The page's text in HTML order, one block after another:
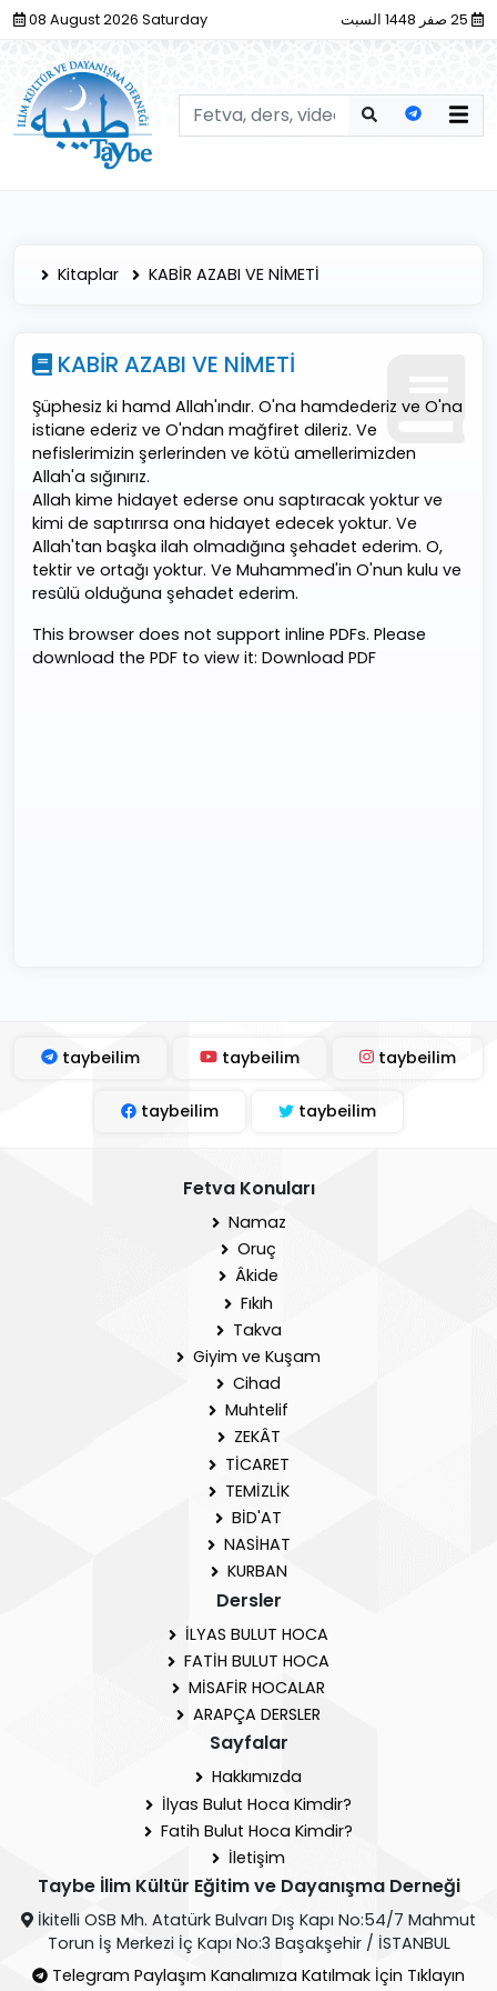
08 August 2026 Saturday
Kitaplar KABİR AZABI VE NİMETİ
KABİR AZABI VE NİMETİ
Şüphesiz ki hamd Allah'ındır. O'na hamdederiz ve O'na
istiane ederiz ve O'ndan mağfiret dileriz. Ve
nefislerimizin şerlerinden ve kötü amellerimizden
Allah'a sığınırız.
Allah kime hidayet ederse onu saptıracak yoktur ve
kimi de saptırırsa ona hidayet edecek yoktur. Ve
Allah'tan başka ilah olmadığına şehadet ederim. O,
tektir ve ortağı yoktur. Ve Muhammed'in O'nun kulu ve
resûlü olduğuna şehadet ederim.
This browser does not support inline PDFs. Please
download the PDF to view it: Download PDF
taybeilim taybeilim taybeilim
taybeilim taybeilim
Fetva Konuları
Namaz
Oruç
Âkide
Fıkıh
Takva
Giyim ve Kuşam
Cihad
Muhtelif
ZEKÂT
TİCARET
TEMİZLİK
BİD'AT
NASİHAT
KURBAN
Dersler
İLYAS BULUT HOCA
FATİH BULUT HOCA
MİSAFİR HOCALAR
ARAPÇA DERSLER
Sayfalar
Hakkımızda
İlyas Bulut Hoca Kimdir?
Fatih Bulut Hoca Kimdir?
İletişim
Taybe İlim Kültür Eğitim ve Dayanışma Derneği
İkitelli OSB Mh. Atatürk Bulvarı Dış Kapı No:54/7 Mahmut
Torun İş Merkezi İç Kapı No:3 Başakşehir / İSTANBUL
Telegram Paylaşım Kanalımıza Katılmak İçin Tıklayın